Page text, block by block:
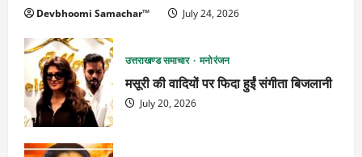
Devbhoomi Samachar™ July 24, 2026
उत्तराखण्ड समाचार मनोरंजन
मसूरी की वादियों पर फिदा हुईं संगीता बिजलानी
July 20, 2026